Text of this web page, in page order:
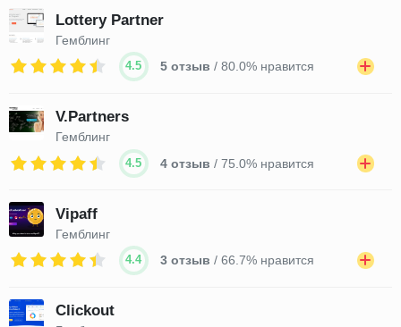
Lottery Partner
Гемблинг
4.5 5 отзыв / 80.0% нравится
V.Partners
Гемблинг
4.5 4 отзыв / 75.0% нравится
Vipaff
Гемблинг
4.4 3 отзыв / 66.7% нравится
Clickout